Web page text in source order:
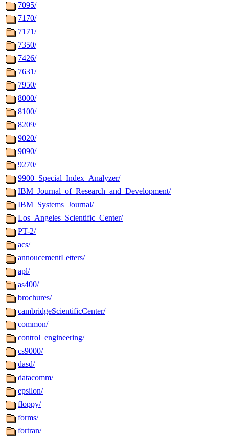
7095/
7170/
7171/
7350/
7426/
7631/
7950/
8000/
8100/
8209/
9020/
9090/
9270/
9900_Special_Index_Analyzer/
IBM_Journal_of_Research_and_Development/
IBM_Systems_Journal/
Los_Angeles_Scientific_Center/
PT-2/
acs/
annoucementLetters/
apl/
as400/
brochures/
cambridgeScientificCenter/
common/
control_engineering/
cs9000/
dasd/
datacomm/
epsilon/
floppy/
forms/
fortran/